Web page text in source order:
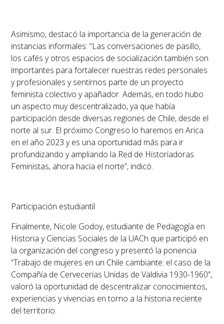
Asimismo, destacó la importancia de la generación de
instancias informales: “Las conversaciones de pasillo,
los cafés y otros espacios de socialización también son
importantes para fortalecer nuestras redes personales
y profesionales y sentirnos parte de un proyecto
feminista colectivo y apañador. Además, en todo hubo
un aspecto muy descentralizado, ya que había
participación desde diversas regiones de Chile, desde el
norte al sur. El próximo Congreso lo haremos en Arica
en el año 2023 y es una oportunidad más para ir
profundizando y ampliando la Red de Historiadoras
Feministas, ahora hacia el norte”, indicó.
Participación estudiantil
Finalmente, Nicole Godoy, estudiante de Pedagogía en
Historia y Ciencias Sociales de la UACh que participó en
la organización del congreso y presentó la ponencia
“Trabajo de mujeres en un Chile cambiante: el caso de la
Compañía de Cervecerías Unidas de Valdivia 1930-1960”,
valoró la oportunidad de descentralizar conocimientos,
experiencias y vivencias en torno a la historia reciente
del territorio.